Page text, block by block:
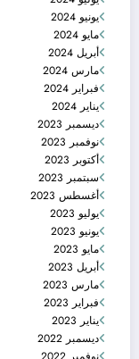
يونيو 2024
مايو 2024
أبريل 2024
مارس 2024
فبراير 2024
يناير 2024
ديسمبر 2023
نوفمبر 2023
أكتوبر 2023
سبتمبر 2023
أغسطس 2023
يوليو 2023
يونيو 2023
مايو 2023
أبريل 2023
مارس 2023
فبراير 2023
يناير 2023
ديسمبر 2022